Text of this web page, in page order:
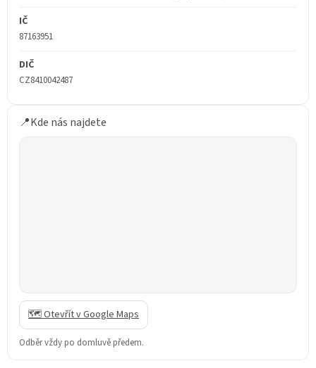
IČ
87163951
DIČ
CZ8410042487
📍Kde nás najdete
🗺️ Otevřít v Google Maps
Odběr vždy po domluvě předem.